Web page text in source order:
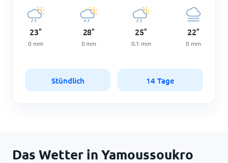
23°
0 mm
28°
0 mm
25°
0.1 mm
22°
0 mm
Stündlich 14 Tage
Das Wetter in Yamoussoukro